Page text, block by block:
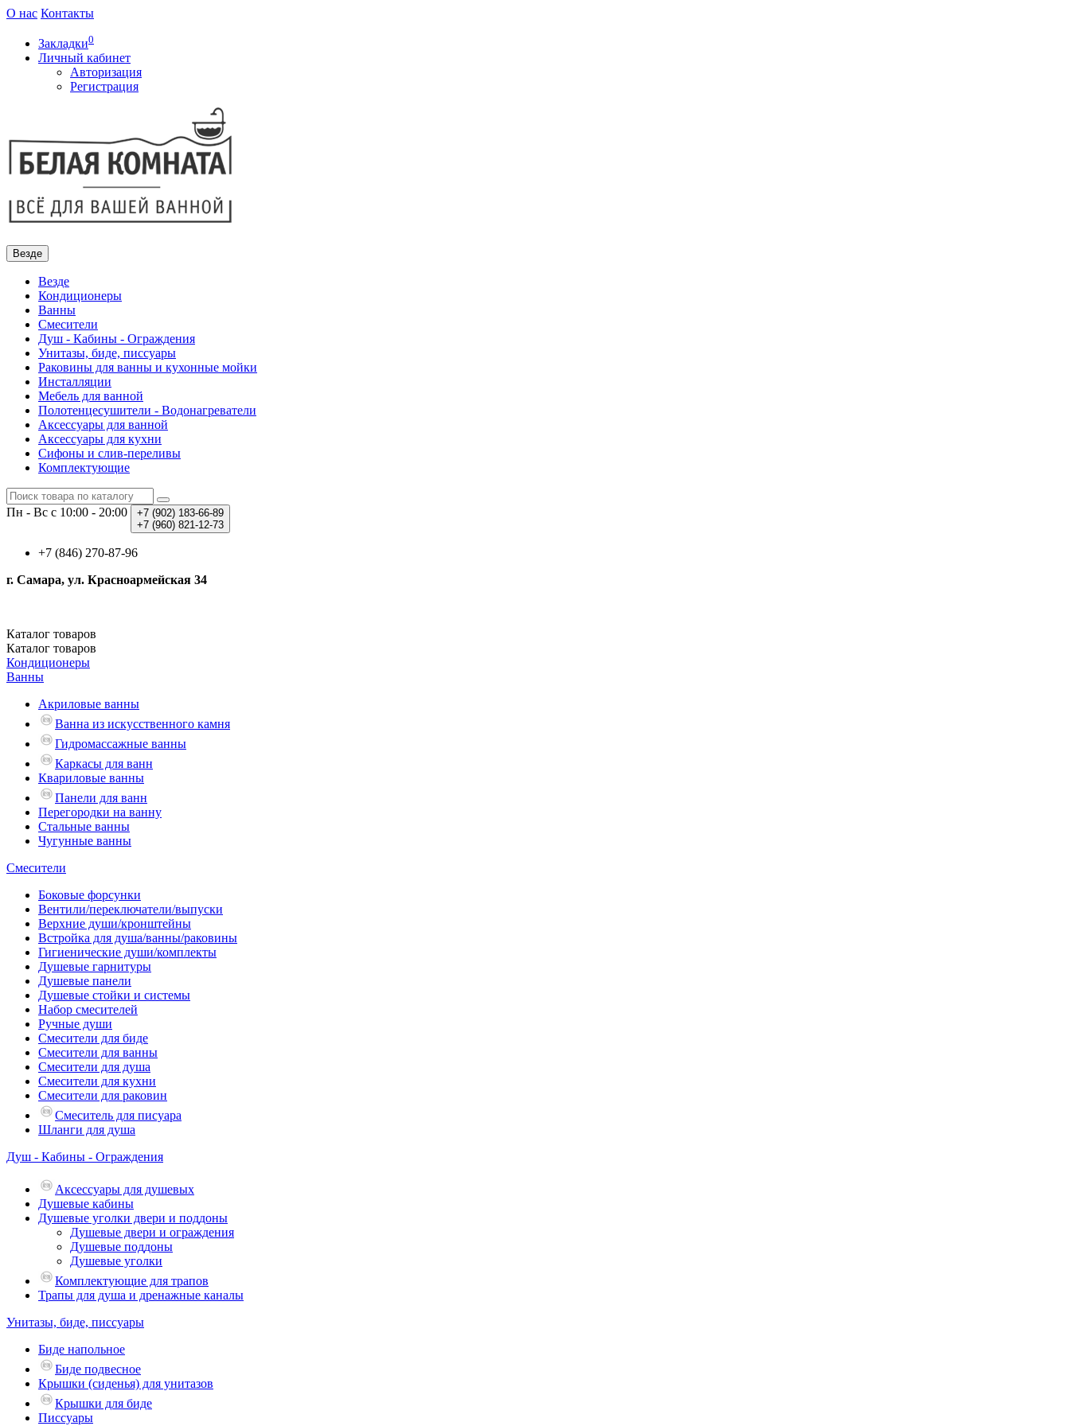
О нас Контакты
Закладки0
Личный кабинет
Авторизация
Регистрация
Везде
Везде
Кондиционеры
Ванны
Смесители
Душ - Кабины - Ограждения
Унитазы, биде, писсуары
Раковины для ванны и кухонные мойки
Инсталляции
Мебель для ванной
Полотенцесушители - Водонагреватели
Аксессуары для ванной
Аксессуары для кухни
Сифоны и слив-переливы
Комплектующие
Пн - Вс с 10:00 - 20:00 +7 (902) 183-66-89
+7 (960) 821-12-73
+7 (846) 270-87-96
г. Самара, ул. Красноармейская 34
Каталог товаров
Каталог товаров
Кондиционеры
Ванны
Акриловые ванны
Ванна из искусственного камня
Гидромассажные ванны
Каркасы для ванн
Квариловые ванны
Панели для ванн
Перегородки на ванну
Стальные ванны
Чугунные ванны
Смесители
Боковые форсунки
Вентили/переключатели/выпуски
Верхние души/кронштейны
Встройка для душа/ванны/раковины
Гигиенические души/комплекты
Душевые гарнитуры
Душевые панели
Душевые стойки и системы
Набор смесителей
Ручные души
Смесители для биде
Смесители для ванны
Смесители для душа
Смесители для кухни
Смесители для раковин
Смеситель для писуара
Шланги для душа
Душ - Кабины - Ограждения
Аксессуары для душевых
Душевые кабины
Душевые уголки двери и поддоны
Душевые двери и ограждения
Душевые поддоны
Душевые уголки
Комплектующие для трапов
Трапы для душа и дренажные каналы
Унитазы, биде, писсуары
Биде напольное
Биде подвесное
Крышки (сиденья) для унитазов
Крышки для биде
Писсуары